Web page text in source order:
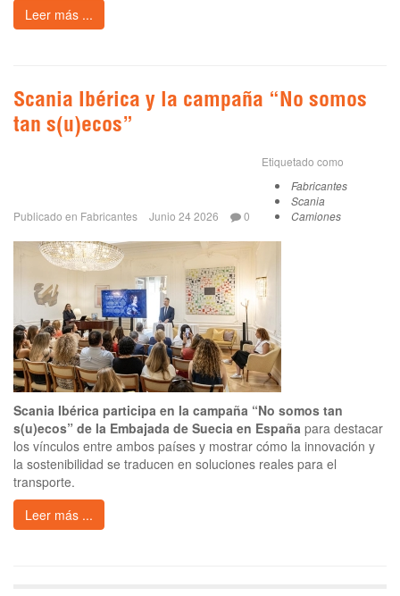
Leer más ...
Scania Ibérica y la campaña “No somos
tan s(u)ecos”
Publicado en Fabricantes Junio 24 2026 0
Etiquetado como
Fabricantes
Scania
Camiones
Scania Ibérica participa en la campaña “No somos tan
s(u)ecos” de la Embajada de Suecia en España para destacar
los vínculos entre ambos países y mostrar cómo la innovación y
la sostenibilidad se traducen en soluciones reales para el
transporte.
Leer más ...